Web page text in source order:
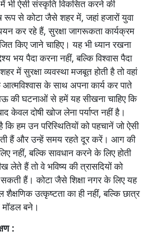
मेंभीऐसीसंस्कृतिविकसितकरनेकी
रूपसेकोटाजैसेशहरमें,जहांहजारोंयुवा
कररहेहैं,सुरक्षाजागरूकताकार्यक्रम
किएजानेचाहिए। यहभीध्यानरखना
भयपैदाकरनानहीं,बल्किविश्वासपैदा
शहरमेंसुरक्षाव्यवस्थामजबूतहोतीहैतोवहां
आत्मविश्वासकेसाथअपनाकार्यकरपाते
कीघटनाओंसेहमेंयहसीखनाचाहिएकि
केवलदोषीखोजलेनापर्याप्तनहींहै।
किहमउनपरिस्थितियोंकोपहचानेंजोऐसी
हैंऔरउन्हेंसमयरहतेदूरकरें। आगकी
नहीं,बल्किसावधानकरनेकेलिएहोती
लेतेहैंतोवेभविष्यकीत्रासदियोंको
सकतीहैं। कोटाजैसेशिक्षानगरकेलिएयह
शैक्षणिकउत्कृष्टताकाहीनहीं,बल्किछात्र
मॉडलबने।
: